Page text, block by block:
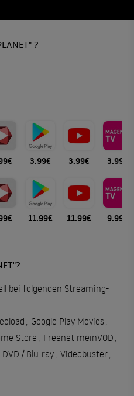
?
3.99€ 3.99€ 3.99€
11.99€ 11.99€ 9.99€
bei folgenden Streaming-
Google Play Movies
Store Freenet meinVOD
/ Blu-ray Videobuster